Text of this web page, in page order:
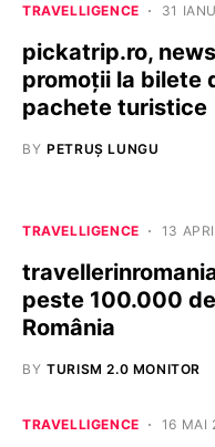
TRAVELLIGENCE 31
pickatrip.ro,
promoții la bilete
pachete turistice
BY PETRUȘ LUNGU
TRAVELLIGENCE 13
peste 100.000
România
BY TURISM 2.0 MONITOR
TRAVELLIGENCE 16 MAI